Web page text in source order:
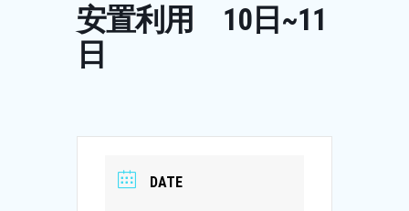
安置利用 10日~11
日
DATE